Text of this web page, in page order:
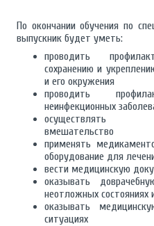
По окончании обучения по
выпускник будет уметь:
проводить
сохранению и
и его окружения
проводить
неинфекционных
осуществлять
вмешательство
применять
оборудование для
вести медицинскую
оказывать
неотложных состояниях
оказывать
ситуациях